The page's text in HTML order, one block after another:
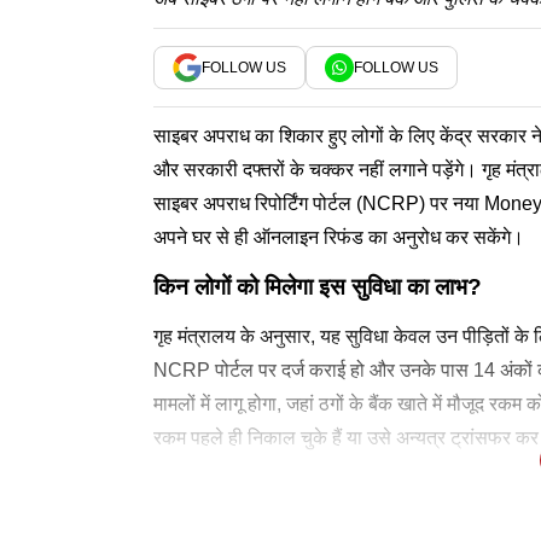
FOLLOW US FOLLOW US
साइबर अपराध का शिकार हुए लोगों के लिए केंद्र
और सरकारी दफ्तरों के चक्कर नहीं लगाने पड़ेंगे। गृह
साइबर अपराध रिपोर्टिंग पोर्टल (NCRP) पर नया
अपने घर से ही ऑनलाइन रिफंड का अनुरोध कर सकेंगे।
किन लोगों को मिलेगा इस सुविधा का लाभ?
गृह मंत्रालय के अनुसार, यह सुविधा केवल उन पीड़ितों के
NCRP पोर्टल पर दर्ज कराई हो और उनके पास 14
मामलों में लागू होगा, जहां ठगों के बैंक खाते में मौजूद रकम
रकम पहले ही निकाल चुके हैं या उसे अन्यत्र ट्रांसफर कर